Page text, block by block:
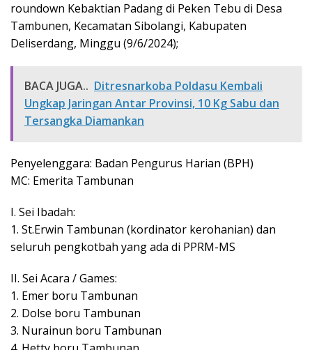
roundown Kebaktian Padang di Peken Tebu di Desa
Tambunen, Kecamatan Sibolangi, Kabupaten
Deliserdang, Minggu (9/6/2024);
BACA JUGA.. Ditresnarkoba Poldasu Kembali
Ungkap Jaringan Antar Provinsi, 10 Kg Sabu dan
Tersangka Diamankan
Penyelenggara: Badan Pengurus Harian (BPH)
MC: Emerita Tambunan
I. Sei Ibadah:
1. St.Erwin Tambunan (kordinator kerohanian) dan
seluruh pengkotbah yang ada di PPRM-MS
II. Sei Acara / Games:
1. Emer boru Tambunan
2. Dolse boru Tambunan
3. Nurainun boru Tambunan